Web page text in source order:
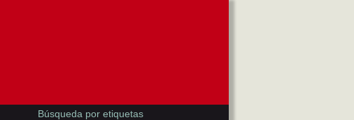
Búsqueda por etiquetas